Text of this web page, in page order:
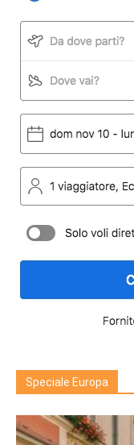
Speciale Europa